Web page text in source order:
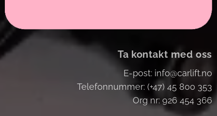
Ta kontakt med oss
E-post: info@carlift.no
Telefonnummer: (+47) 45 800 353
Org nr: 926 454 366